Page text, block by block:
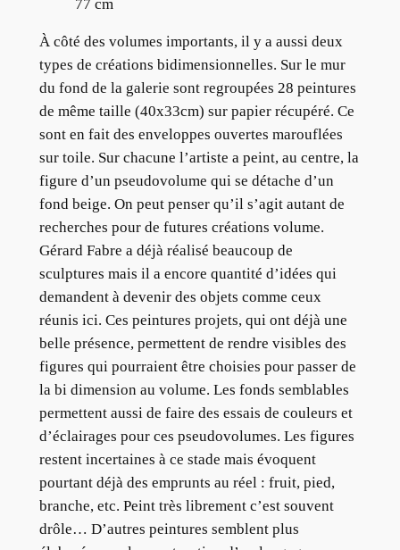
77 cm
À côté des volumes importants, il y a aussi deux
types de créations bidimensionnelles. Sur le mur
du fond de la galerie sont regroupées 28 peintures
de même taille (40x33cm) sur papier récupéré. Ce
sont en fait des enveloppes ouvertes marouflées
sur toile. Sur chacune l’artiste a peint, au centre, la
figure d’un pseudovolume qui se détache d’un
fond beige. On peut penser qu’il s’agit autant de
recherches pour de futures créations volume.
Gérard Fabre a déjà réalisé beaucoup de
sculptures mais il a encore quantité d’idées qui
demandent à devenir des objets comme ceux
réunis ici. Ces peintures projets, qui ont déjà une
belle présence, permettent de rendre visibles des
figures qui pourraient être choisies pour passer de
la bi dimension au volume. Les fonds semblables
permettent aussi de faire des essais de couleurs et
d’éclairages pour ces pseudovolumes. Les figures
restent incertaines à ce stade mais évoquent
pourtant déjà des emprunts au réel : fruit, pied,
branche, etc. Peint très librement c’est souvent
drôle… D’autres peintures semblent plus